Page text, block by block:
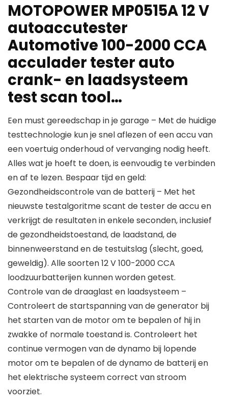
MOTOPOWER MP0515A 12 V
autoaccutester
Automotive 100-2000 CCA
acculader tester auto
crank- en laadsysteem
test scan tool…
Een must gereedschap in je garage – Met de huidige
testtechnologie kun je snel aflezen of een accu van
een voertuig onderhoud of vervanging nodig heeft.
Alles wat je hoeft te doen, is eenvoudig te verbinden
en af te lezen. Bespaar tijd en geld:
Gezondheidscontrole van de batterij – Met het
nieuwste testalgoritme scant de tester de accu en
verkrijgt de resultaten in enkele seconden, inclusief
de gezondheidstoestand, de laadstand, de
binnenweerstand en de testuitslag (slecht, goed,
geweldig). Alle soorten 12 V 100-2000 CCA
loodzuurbatterijen kunnen worden getest.
Controle van de draaglast en laadsysteem –
Controleert de startspanning van de generator bij
het starten van de motor om te bepalen of hij in
zwakke of normale toestand is. Controleert het
continue vermogen van de dynamo bij lopende
motor om te bepalen of de dynamo de batterij en
het elektrische systeem correct van stroom
voorziet.